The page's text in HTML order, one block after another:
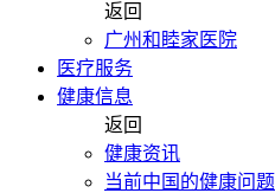
返回
广州和睦家医院
医疗服务
健康信息
返回
健康资讯
当前中国的健康问题